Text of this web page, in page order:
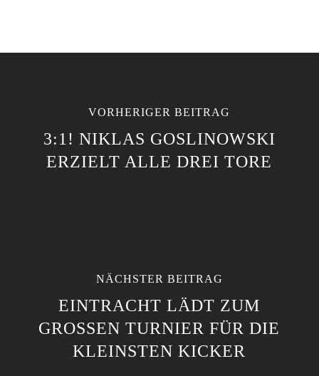
VORHERIGER BEITRAG
3:1! NIKLAS GOSLINOWSKI
ERZIELT ALLE DREI TORE
NÄCHSTER BEITRAG
EINTRACHT LÄDT ZUM
GROSSEN TURNIER FÜR DIE K
LEINSTEN KICKER